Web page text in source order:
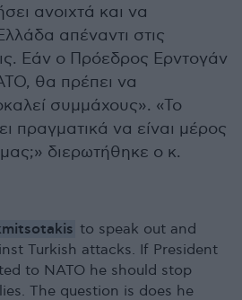
ανοιχτά και να
απέναντι στις
Εάν ο Πρόεδρος Ερντογάν
θα πρέπει να
συμμάχους». «Το
πραγματικά να είναι μέρος
διερωτήθηκε ο κ.
to speak out and
Turkish attacks. If President
to NATO he should stop
The question is does he